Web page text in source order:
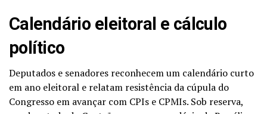
Calendário eleitoral e cálculo
político
Deputados e senadores reconhecem um calendário curto
em ano eleitoral e relatam resistência da cúpula do
Congresso em avançar com CPIs e CPMIs. Sob reserva,